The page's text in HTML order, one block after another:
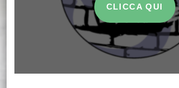
CLICCA QUI